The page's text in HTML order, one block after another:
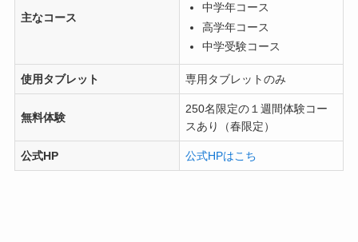
主なコース
中学年コース
高学年コース
中学受験コース
使用タブレット 専用タブレットのみ
無料体験
250名限定の１週間体験コー
スあり（春限定）
公式HP 公式HPはこち